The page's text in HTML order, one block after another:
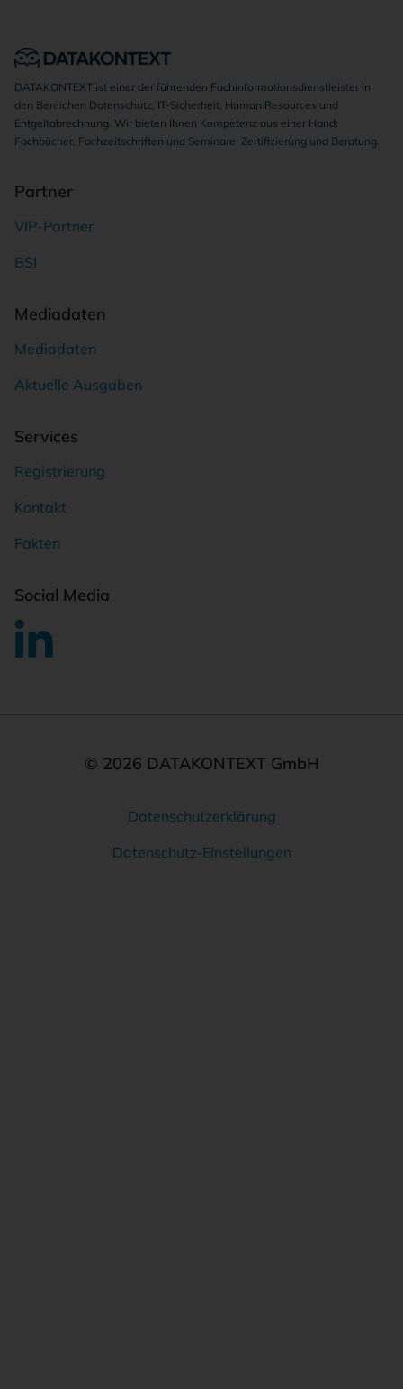
DATAKONTEXT ist einer der führenden Fachinformationsdienstleister in
den Bereichen Datenschutz, IT-Sicherheit, Human Resources und
Entgeltabrechnung. Wir bieten Ihnen Kompetenz aus einer Hand:
Fachbücher, Fachzeitschriften und Seminare, Zertifizierung und Beratung.
Partner
VIP-Partner
BSI
Mediadaten
Mediadaten
Aktuelle Ausgaben
Services
Registrierung
Kontakt
Fakten
Social Media
© 2026 DATAKONTEXT GmbH
Datenschutzerklärung
Datenschutz-Einstellungen